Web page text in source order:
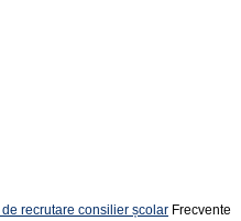
recrutare consilier școlar Frecvente